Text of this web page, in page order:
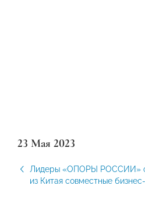
23 Мая 2023
Лидеры «ОПОРЫ РОССИИ»
из Китая совместные